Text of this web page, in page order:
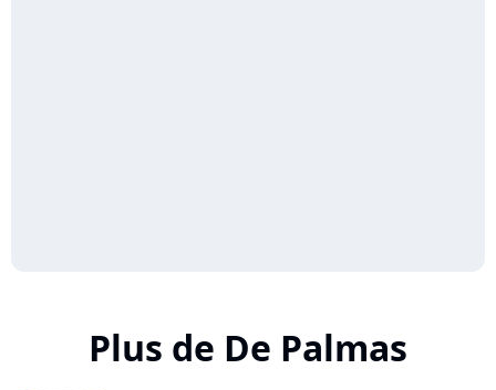
Plus de De Palmas